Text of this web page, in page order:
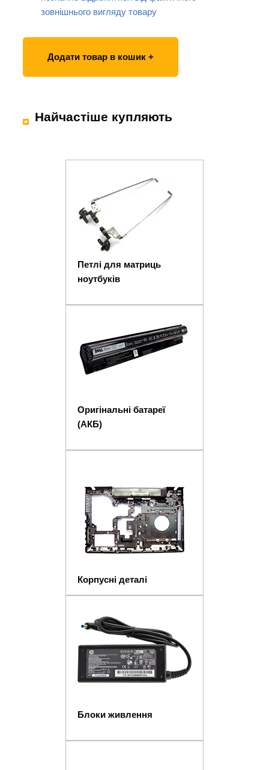
зовнішнього вигляду товару
Додати товар в кошик +
Найчастіше купляють
Петлі для матриць
ноутбуків
Оригінальні батареї
(АКБ)
Корпусні деталі
Блоки живлення